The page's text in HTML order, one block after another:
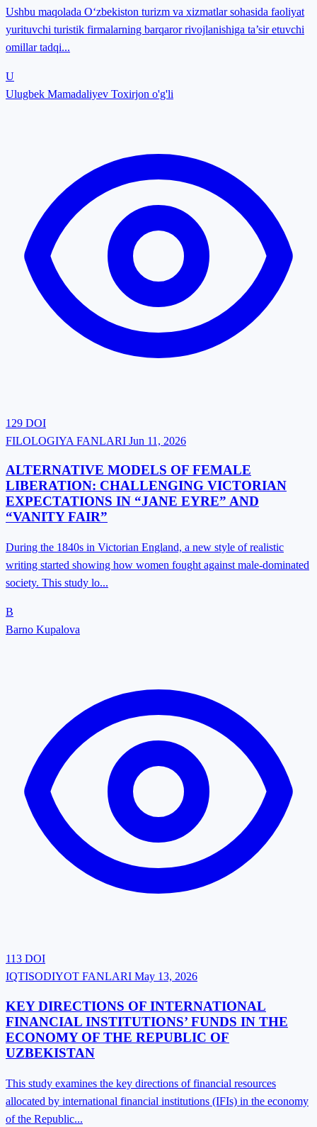
Ushbu maqolada O‘zbekiston turizm va xizmatlar sohasida faoliyat
yurituvchi turistik firmalarning barqaror rivojlanishiga ta’sir etuvchi
omillar tadqi...
U
Ulugbek Mamadaliyev Toxirjon o'g'li
129 DOI
FILOLOGIYA FANLARI Jun 11, 2026
ALTERNATIVE MODELS OF FEMALE
LIBERATION: CHALLENGING VICTORIAN
EXPECTATIONS IN “JANE EYRE” AND
“VANITY FAIR”
During the 1840s in Victorian England, a new style of realistic
writing started showing how women fought against male-dominated
society. This study lo...
B
Barno Kupalova
113 DOI
IQTISODIYOT FANLARI May 13, 2026
KEY DIRECTIONS OF INTERNATIONAL
FINANCIAL INSTITUTIONS’ FUNDS IN THE
ECONOMY OF THE REPUBLIC OF
UZBEKISTAN
This study examines the key directions of financial resources
allocated by international financial institutions (IFIs) in the economy
of the Republic...